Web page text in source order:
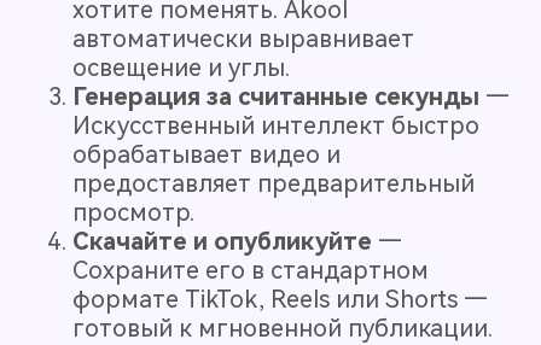
хотите поменять. Akool
автоматически выравнивает
освещение и углы.
Генерация за считанные секунды —
Искусственный интеллект быстро
обрабатывает видео и
предоставляет предварительный
просмотр.
Скачайте и опубликуйте —
Сохраните его в стандартном
формате TikTok, Reels или Shorts —
готовый к мгновенной публикации.